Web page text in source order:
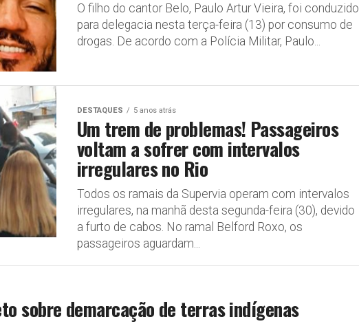
O filho do cantor Belo, Paulo Artur Vieira, foi conduzido
para delegacia nesta terça-feira (13) por consumo de
drogas. De acordo com a Polícia Militar, Paulo...
DESTAQUES 5 anos atrás
Um trem de problemas! Passageiros
voltam a sofrer com intervalos
irregulares no Rio
Todos os ramais da Supervia operam com intervalos
irregulares, na manhã desta segunda-feira (30), devido
a furto de cabos. No ramal Belford Roxo, os
passageiros aguardam...
sobre demarcação de terras indígenas